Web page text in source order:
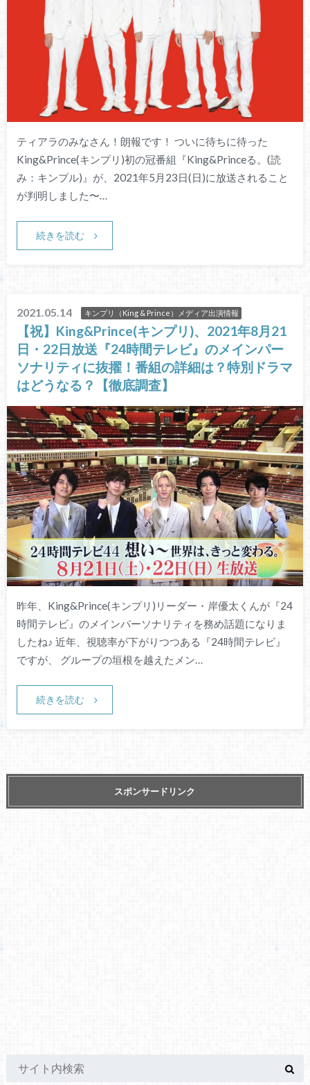
ティアラのみなさん！朗報です！ ついに待ちに待った
King&Prince(キンプリ)初の冠番組『King&Princeる。(読
み：キンプル)』が、2021年5月23日(日)に放送されること
が判明しました〜…
続きを読む
2021.05.14 キンプリ（King & Prince）メディア出演情報
【祝】King&Prince(キンプリ)、2021年8月21
日・22日放送『24時間テレビ』のメインパー
ソナリティに抜擢！番組の詳細は？特別ドラマ
はどうなる？【徹底調査】
昨年、King&Prince(キンプリ)リーダー・岸優太くんが『24
時間テレビ』のメインパーソナリティを務め話題になりま
したね♪ 近年、視聴率が下がりつつある『24時間テレビ』
ですが、 グループの垣根を越えたメン…
続きを読む
スポンサードリンク